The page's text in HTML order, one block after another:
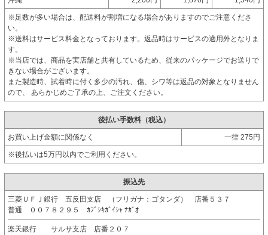
※足数が多い場合は、配送料が割増になる場合がありますのでご注意くださ
い。
※送料はサービス料金となっております。返品時はサービスの適用外となりま
す。
※当店では、商品を実店舗と共有しているため、従来のパッケージでお送りで
きない場合がございます。
また製造時、試着時に付く多少の汚れ、傷、シワ等は返品の対象となりません
ので、 あらかじめご了承の上、ご注文ください。
後払い手数料（税込）
お買い上げ金額に関係なく 一律 275円
※後払いは5万円以内でご利用ください。
振込先
三菱ＵＦＪ銀行 五反田支店 （フリガナ：ゴタンダ） 店番５３７
普通 ００７８２９５ ｶﾌﾞｼｷｶﾞｲｼｬ ﾅｶﾞｵ
楽天銀行 サルサ支店 店番２０７